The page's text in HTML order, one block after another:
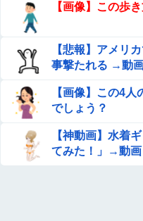
【画像】この歩
【悲報】アメリ
事撃たれる →動
【画像】この4
でしょう？
【神動画】水着
てみた！」→動画